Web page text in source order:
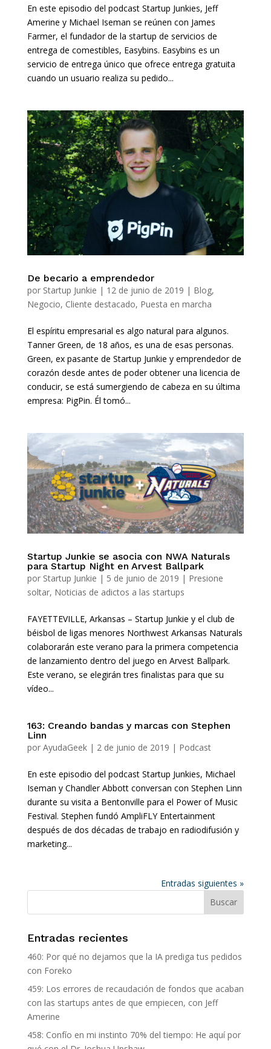
En este episodio del podcast Startup Junkies, Jeff
Amerine y Michael Iseman se reúnen con James
Farmer, el fundador de la startup de servicios de
entrega de comestibles, Easybins. Easybins es un
servicio de entrega único que ofrece entrega gratuita
cuando un usuario realiza su pedido...
De becario a emprendedor
por Startup Junkie | 12 de junio de 2019 | Blog,
Negocio, Cliente destacado, Puesta en marcha
El espíritu empresarial es algo natural para algunos.
Tanner Green, de 18 años, es una de esas personas.
Green, ex pasante de Startup Junkie y emprendedor de
corazón desde antes de poder obtener una licencia de
conducir, se está sumergiendo de cabeza en su última
empresa: PigPin. Él tomó...
Startup Junkie se asocia con NWA Naturals
para Startup Night en Arvest Ballpark
por Startup Junkie | 5 de junio de 2019 | Presione
soltar, Noticias de adictos a las startups
FAYETTEVILLE, Arkansas – Startup Junkie y el club de
béisbol de ligas menores Northwest Arkansas Naturals
colaborarán este verano para la primera competencia
de lanzamiento dentro del juego en Arvest Ballpark.
Este verano, se elegirán tres finalistas para que su
vídeo...
163: Creando bandas y marcas con Stephen
Linn
por AyudaGeek| 2 de junio de 2019 | Podcast
En este episodio del podcast Startup Junkies, Michael
Iseman y Chandler Abbott conversan con Stephen Linn
durante su visita a Bentonville para el Power of Music
Festival. Stephen fundó AmpliFLY Entertainment
después de dos décadas de trabajo en radiodifusión y
marketing...
Entradas siguientes »
Entradas recientes
460: Por qué no dejamos que la IA prediga tus pedidos
con Foreko
459: Los errores de recaudación de fondos que acaban
con las startups antes de que empiecen, con Jeff
Amerine
458: Confío en mi instinto 70% del tiempo: He aquí por